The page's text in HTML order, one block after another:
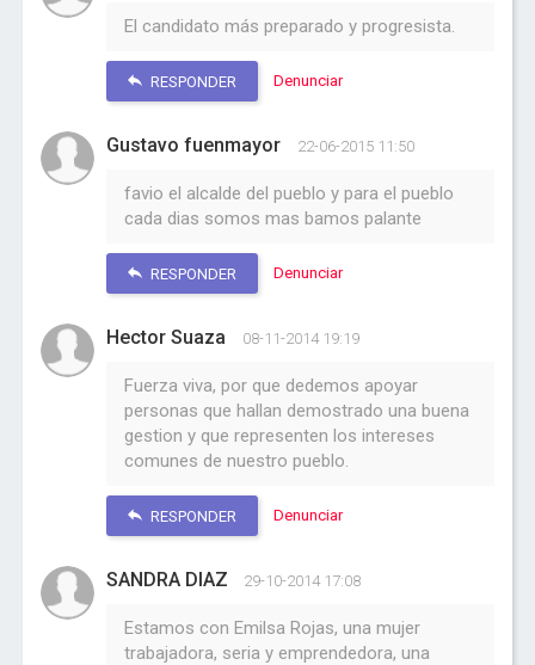
El candidato más preparado y progresista.
RESPONDER Denunciar
Gustavo fuenmayor 22-06-2015 11:50
favio el alcalde del pueblo y para el pueblo
cada dias somos mas bamos palante
RESPONDER Denunciar
Hector Suaza 08-11-2014 19:19
Fuerza viva, por que dedemos apoyar
personas que hallan demostrado una buena
gestion y que representen los intereses
comunes de nuestro pueblo.
RESPONDER Denunciar
SANDRA DIAZ 29-10-2014 17:08
Estamos con Emilsa Rojas, una mujer
trabajadora, seria y emprendedora, una